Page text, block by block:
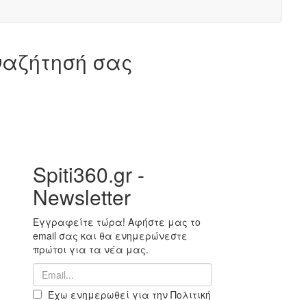
σας
Spiti360.gr -
Newsletter
Εγγραφείτε τώρα! Αφήστε μας το
email σας και θα ενημερώνεστε
πρώτοι για τα νέα μας.
Έχω ενημερωθεί για την Πολιτική